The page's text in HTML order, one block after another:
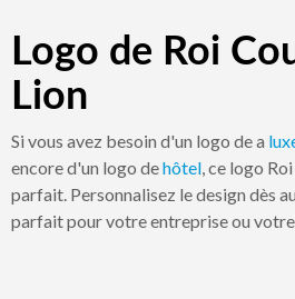
Logo de Roi
Lion
Si vous avez besoin d'un logo de a
encore d'un logo dehôtel, ce logo
parfait. Personnalisez le design dès
parfait pour votre entreprise ou